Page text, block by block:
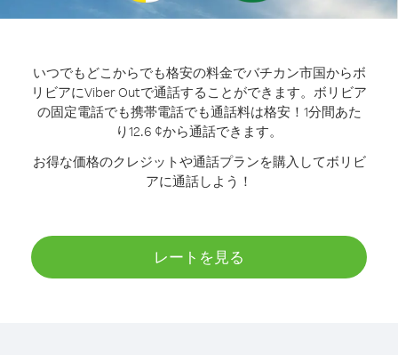
いつでもどこからでも格安の料金でバチカン市国からボ
リビアにViber Outで通話することができます。 ボリビア
の固定電話でも携帯電話でも通話料は格安！1分間あた
り12.6 ¢から通話できます。
お得な価格のクレジットや通話プランを購入してボリビ
アに通話しよう！
レートを見る